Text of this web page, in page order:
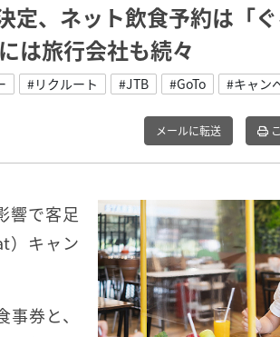
、ネット飲食予約は「ぐ
は旅行会社も続々
#リクルート #JTB #GoTo #キャン
メールに転送
響で客足
）キャン
券と、